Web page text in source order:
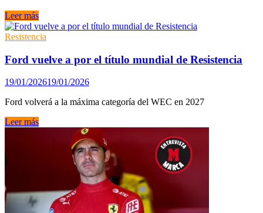
Paso
al
campeón:
es
el
499P
con
el
Ferrari
Mundial
de
Resistencia
Leer más
Resistencia
Ford vuelve a por el título mundial de Resistencia
19/01/202619/01/2026
Ford volverá a la máxima categoría del WEC en 2027
Ford
mundial
de
Resistencia
Leer más